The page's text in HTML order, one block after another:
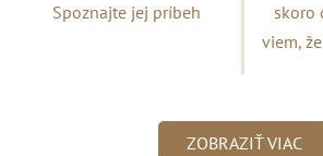
Spoznajte jej príbeh
skoro
viem,
ZOBRAZIŤ VIAC